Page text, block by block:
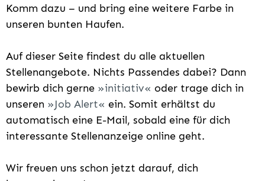
Komm dazu – und bring eine weitere Farbe in
unseren bunten Haufen.
Auf dieser Seite findest du alle aktuellen
Stellenangebote. Nichts Passendes dabei? Dann
bewirb dich gerne
initiativ
oder trage dich in
unseren
Job Alert
ein. Somit erhältst du
automatisch eine E-Mail, sobald eine für dich
interessante Stellenanzeige online geht.
Wir freuen uns schon jetzt darauf, dich